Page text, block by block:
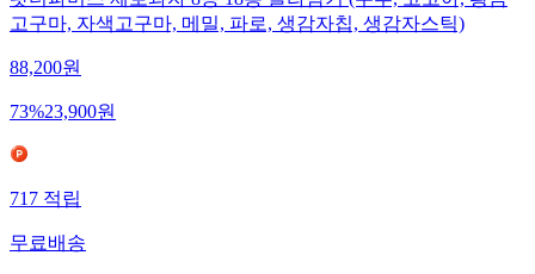
고구마, 자색고구마, 메밀, 파로, 생감자칩, 생감자스틱)
88,200원
73%23,900원
717 적립
무료배송